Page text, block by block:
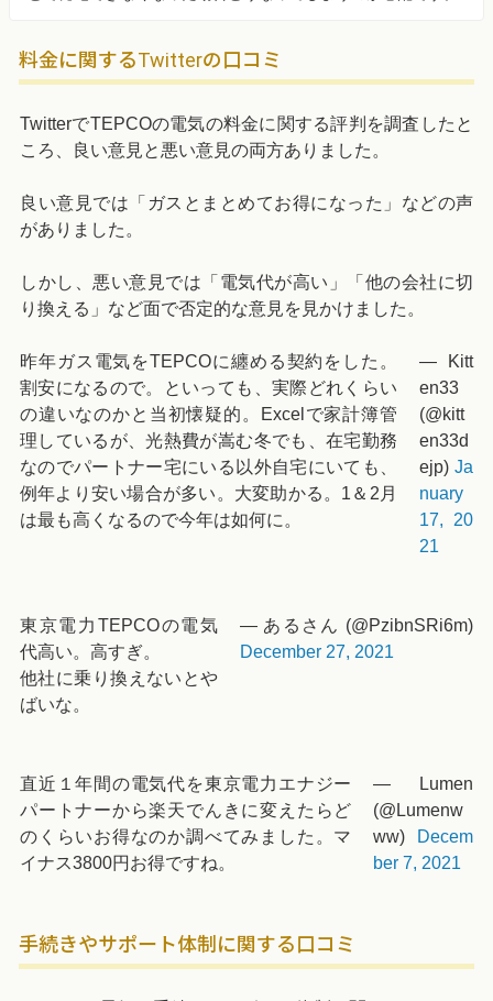
料金に関するTwitterの口コミ
TwitterでTEPCOの電気の料金に関する評判を調査したと
ころ、良い意見と悪い意見の両方ありました。
良い意見では「ガスとまとめてお得になった」などの声
がありました。
しかし、悪い意見では「電気代が高い」「他の会社に切
り換える」など面で否定的な意見を見かけました。
昨年ガス電気をTEPCOに纏める契約をした。
割安になるので。といっても、実際どれくらい
の違いなのかと当初懐疑的。Excelで家計簿管
理しているが、光熱費が嵩む冬でも、在宅勤務
なのでパートナー宅にいる以外自宅にいても、
例年より安い場合が多い。大変助かる。1＆2月
は最も高くなるので今年は如何に。
— Kitt
en33
(@kitt
en33d
ejp) Ja
nuary
17, 20
21
東京電力TEPCOの電気
代高い。高すぎ。
他社に乗り換えないとや
ばいな。
— あるさん (@PzibnSRi6m)
December 27, 2021
直近１年間の電気代を東京電力エナジー
パートナーから楽天でんきに変えたらど
のくらいお得なのか調べてみました。マ
イナス3800円お得ですね。
— Lumen
(@Lumenw
ww)
Decem
ber 7, 2021
手続きやサポート体制に関する口コミ